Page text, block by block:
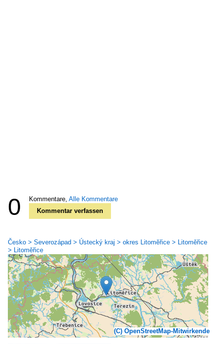
0 Kommentare, Alle Kommentare
Kommentar verfassen
Česko > Severozápad > Ústecký kraj > okres Litoměřice > Litoměřice
> Litoměřice
(C) OpenStreetMap-Mitwirkende